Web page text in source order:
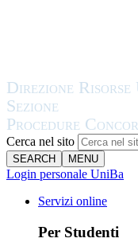
Cerca nel sito
SEARCH MENU
Login personale UniBa
Servizi online
Per Studenti